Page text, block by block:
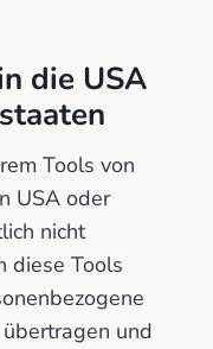
die USA
Tools von
USA oder
nicht
diese Tools
und